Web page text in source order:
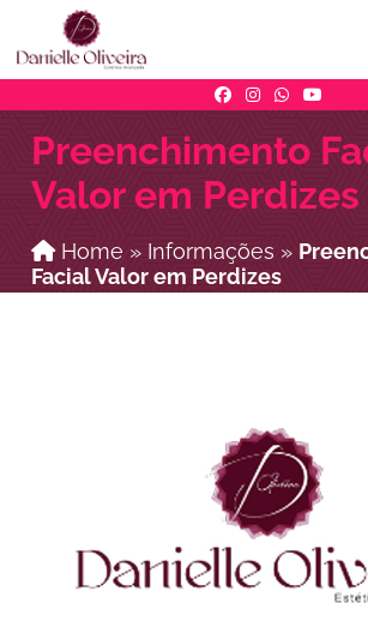
Preenchimento
Valor em Perdizes
Home » Informações »
Facial Valor em Perdizes